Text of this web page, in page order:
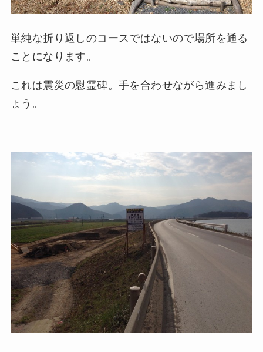
単純な折り返しのコースではないので場所を通る
ことになります。
これは震災の慰霊碑。手を合わせながら進みまし
ょう。